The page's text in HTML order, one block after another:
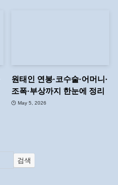
원태인 연봉·코수술·어머니·
조폭·부상까지 한눈에 정리
May 5, 2026
검색